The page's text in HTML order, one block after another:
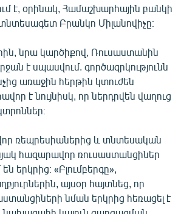
է, օրինակ, Համաշխարհային բանկի
Բրանկո Միլանովիչը։
նրա կարծիքով, Ռուսաստանին
է սպասվում. գործազրկությունն
առաջին հերթին կտուժեն
է նույնիսկ, որ ներդրվեն վաղուց
ռեպրեսիաներից և տնտեսական
հազարավոր ռուսաստանցիներ
երկրից։ «Բլումբերգը»,
այսօր հայտնեց, որ
նման երկրից հեռացել է